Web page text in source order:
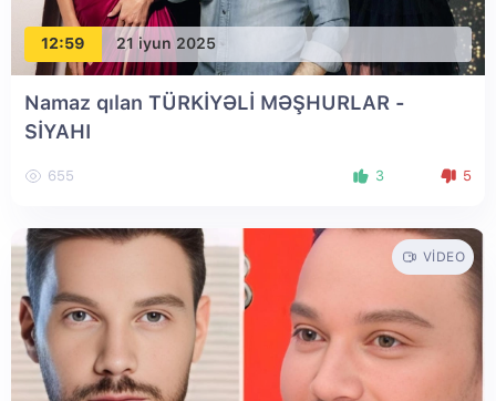
12:59 21 iyun 2025
Namaz qılan TÜRKİYƏLİ MƏŞHURLAR -
SİYAHI
655 3 5
VIDEO